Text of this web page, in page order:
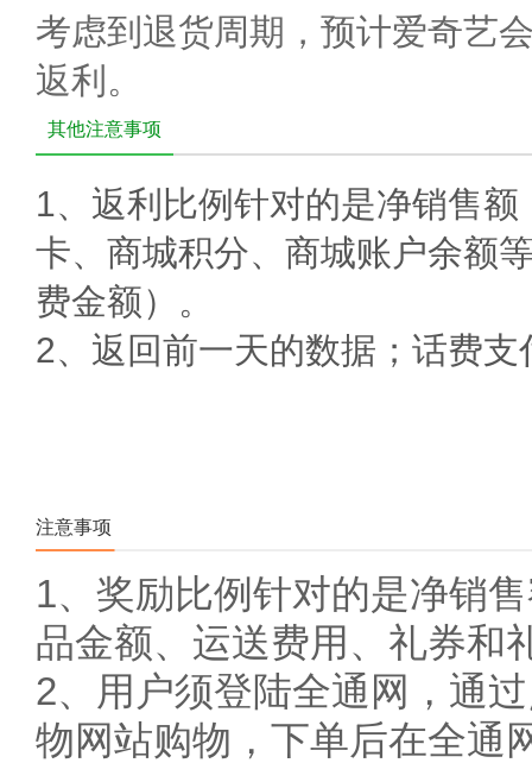
考虑到退货周期，预计爱奇艺
返利。
其他注意事项
1、返利比例针对的是净销售
卡、商城积分、商城账户余额
费金额）。
2、 返回前一天的数据； 话费支
注意事项
1、奖励比例针对的是净销
品金额、运送费用、礼券和
2、用户须登陆全通网，通
物网站购物，下单后在全通